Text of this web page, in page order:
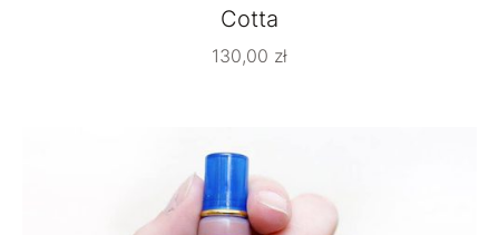
Cotta
130,00 zł